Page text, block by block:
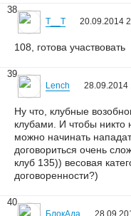
38
T__T 20.09.2014
108, готова участвовать
39
Lench 28.09.2014
Ну что, клубные
клубами. И чтобы никто
можно начинать
договориться очень
клуб 135)) весовая
договоренности?)
40
БлокАда